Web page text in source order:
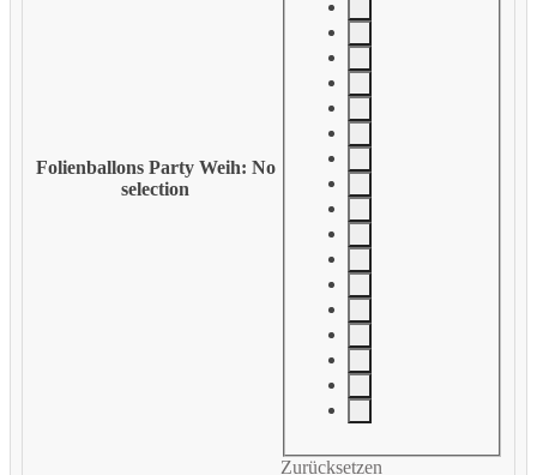
Folienballons Party Weih: No
selection
Zurücksetzen